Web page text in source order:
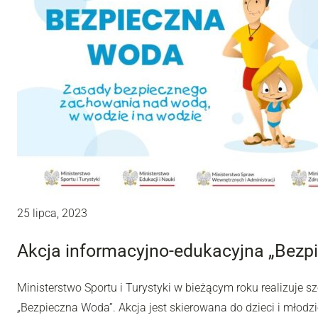
25 lipca, 2023
Akcja informacyjno-edukacyjna
Ministerstwo Sportu i Turystyki w bieżącym roku realizuje
„Bezpieczna Woda”. Akcja jest skierowana do dzieci i